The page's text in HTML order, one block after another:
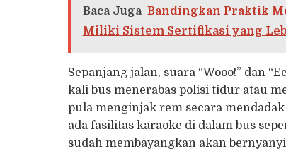
Baca Juga Bandingkan Praktik
Miliki Sistem Sertifikasi yang
​Sepanjang jalan, suara “Wooo!” dan
kali bus menerabas polisi tidur atau
pula menginjak rem secara
ada fasilitas karaoke di dalam bus
sudah membayangkan akan